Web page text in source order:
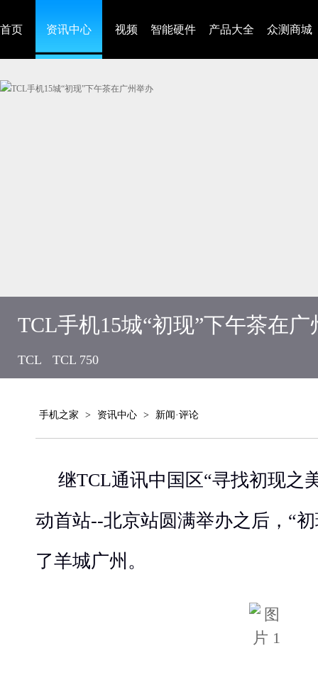
首页 资讯中心 视频 智能硬件 产品大全 众测商城
TCL手机15城“初现”下午茶在广
TCL TCL 750
手机之家 > 资讯中心 > 新闻·评论
继TCL通讯中国区“寻找初现之
动首站--北京站圆满举办之后，“
了羊城广州。